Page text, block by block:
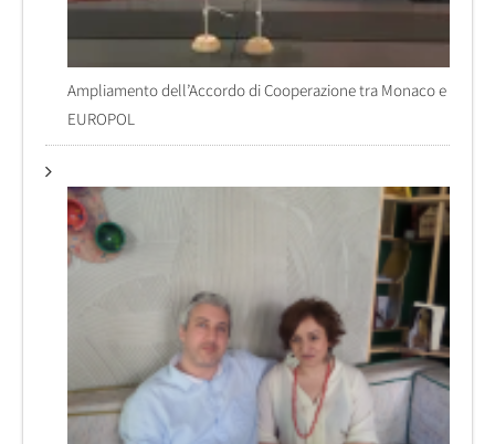
Ampliamento dell’Accordo di Cooperazione tra Monaco e
EUROPOL